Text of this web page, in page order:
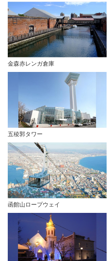
金森赤レンガ倉庫
五稜郭タワー
函館山ロープウェイ